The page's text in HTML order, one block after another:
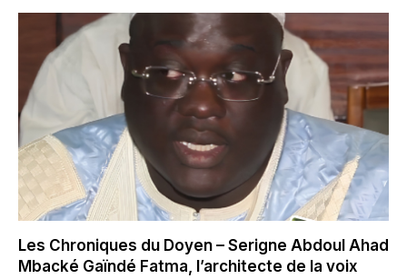
Les Chroniques du Doyen – Serigne Abdoul Ahad
Mbacké Gaïndé Fatma, l’architecte de la voix